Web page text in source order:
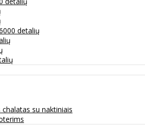
detalių
su naktiniais